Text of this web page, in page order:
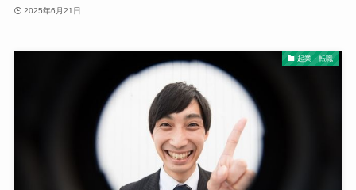
2025年6月21日
起業・転職